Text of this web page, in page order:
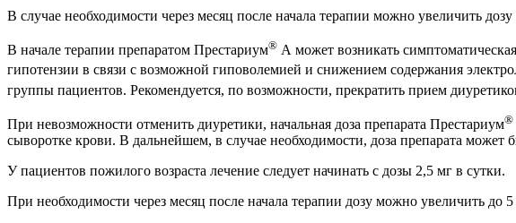
В случае необходимости через месяц после начала терапии можно увеличить
В начале терапии препаратом Престариум® А может возникать
гипотензии в связи с возможной гиповолемией и снижением содержания
группы пациентов. Рекомендуется, по возможности, прекратить прием
При невозможности отменить диуретики, начальная доза препарата Престариум®
сыворотке крови. В дальнейшем, в случае необходимости, доза препарата
У пациентов пожилого возраста лечение следует начинать с дозы 2,5 мг в сутки.
При необходимости через месяц после начала терапии дозу можно увеличить